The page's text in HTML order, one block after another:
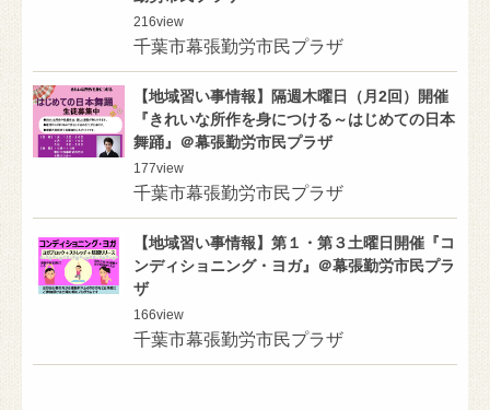
216view
千葉市幕張勤労市民プラザ
【地域習い事情報】隔週木曜日（月2回）開催
『きれいな所作を身につける～はじめての日本
舞踊』＠幕張勤労市民プラザ
177view
千葉市幕張勤労市民プラザ
【地域習い事情報】第１・第３土曜日開催『コ
ンディショニング・ヨガ』＠幕張勤労市民プラ
ザ
166view
千葉市幕張勤労市民プラザ